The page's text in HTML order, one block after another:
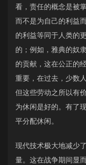
看，责任的概念是被
而不是为自己的利益
的利益等同于人类的
的；例如，雅典的奴
的贡献，这在公正的
重要，在过去，少数
但这些劳动之所以有
为休闲是好的。有了
平分配休闲。
现代技术极大地减少
量。这在战争期间显